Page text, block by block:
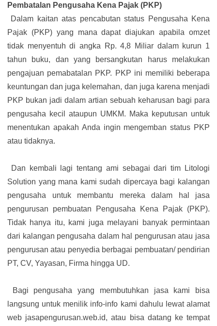
Pembatalan Pengusaha Kena Pajak (PKP)
Dalam kaitan atas pencabutan status Pengusaha Kena
Pajak (PKP) yang mana dapat diajukan apabila omzet
tidak menyentuh di angka Rp. 4,8 Miliar dalam kurun 1
tahun buku, dan yang bersangkutan harus melakukan
pengajuan pemabatalan PKP. PKP ini memiliki beberapa
keuntungan dan juga kelemahan, dan juga karena menjadi
PKP bukan jadi dalam artian sebuah keharusan bagi para
pengusaha kecil ataupun UMKM. Maka keputusan untuk
menentukan apakah Anda ingin mengemban status PKP
atau tidaknya.
Dan kembali lagi tentang ami sebagai dari tim Litologi
Solution yang mana kami sudah dipercaya bagi kalangan
pengusaha untuk membantu mereka dalam hal jasa
pengurusan pembuatan Pengusaha Kena Pajak (PKP).
Tidak hanya itu, kami juga melayani banyak permintaan
dari kalangan pengusaha dalam hal pengurusan atau jasa
pengurusan atau penyedia berbagai pembuatan/ pendirian
PT, CV, Yayasan, Firma hingga UD.
Bagi pengusaha yang membutuhkan jasa kami bisa
langsung untuk menilik info-info kami dahulu lewat alamat
web jasapengurusan.web.id, atau bisa datang ke tempat